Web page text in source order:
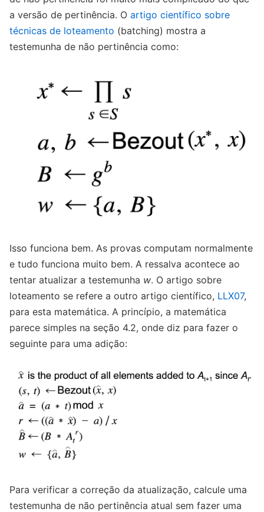
a versão de pertinência. O artigo científico sobre
técnicas de loteamento (batching) mostra a
testemunha de não pertinência como:
Isso funciona bem. As provas computam normalmente
e tudo funciona muito bem. A ressalva acontece ao
tentar atualizar a testemunha w. O artigo sobre
loteamento se refere a outro artigo científico, LLX07,
para esta matemática. A princípio, a matemática
parece simples na seção 4.2, onde diz para fazer o
seguinte para uma adição:
Para verificar a correção da atualização, calcule uma
testemunha de não pertinência atual sem fazer uma